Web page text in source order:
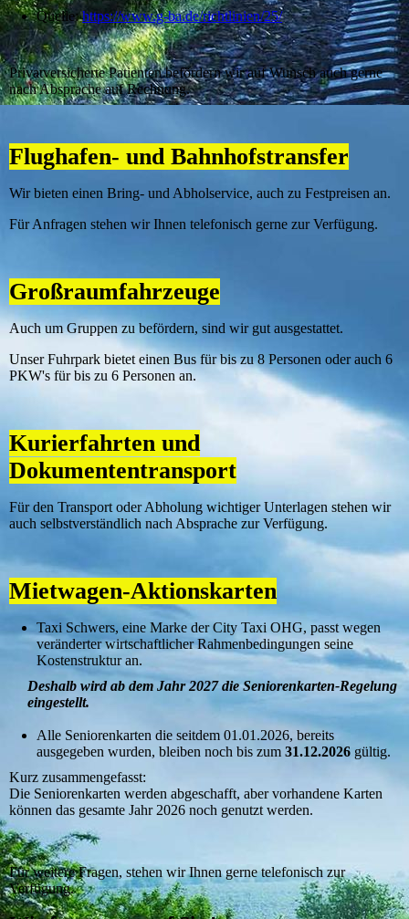
Quelle:https://www.g-ba.de/richtlinien/25/
Privatversicherte Patienten befördern wir auf Wunsch auch gerne
nach Absprache auf Rechnung.
Flughafen- und Bahnhofstransfer
Wir bieten einen Bring- und Abholservice, auch zu Festpreisen an.
Für Anfragen stehen wir Ihnen telefonisch gerne zur Verfügung.
Großraumfahrzeuge
Auch um Gruppen zu befördern, sind wir gut ausgestattet.
Unser Fuhrpark bietet einen Bus für bis zu 8 Personen oder auch 6
PKW's für bis zu 6 Personen an.
Kurierfahrten und
Dokumententransport
Für den Transport oder Abholung wichtiger Unterlagen stehen wir
auch selbstverständlich nach Absprache zur Verfügung.
Mietwagen-Aktionskarten
Taxi Schwers, eine Marke der City Taxi OHG, passt wegen
veränderter wirtschaftlicher Rahmenbedingungen seine
Kostenstruktur an.
Deshalb wird ab dem Jahr 2027 die Seniorenkarten-Regelung
eingestellt.
Alle Seniorenkarten die seitdem 01.01.2026, bereits
ausgegeben wurden, bleiben noch bis zum 31.12.2026 gültig.
Kurz zusammengefasst:
Die Seniorenkarten werden abgeschafft, aber vorhandene Karten
können das gesamte Jahr 2026 noch genutzt werden.
Für weitere Fragen, stehen wir Ihnen gerne telefonisch zur
Verfügung.